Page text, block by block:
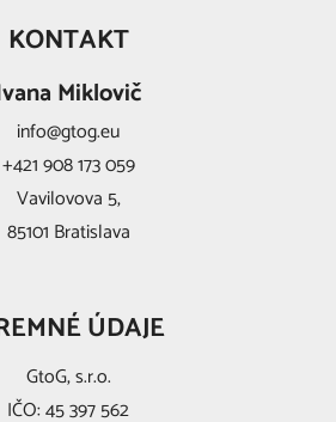
KONTAKT
Miklovič
info@gtog.eu
+421 908 173 059
Vavilovova 5,
85101 Bratislava
ÚDAJE
GtoG, s.r.o.
IČO: 45 397 562